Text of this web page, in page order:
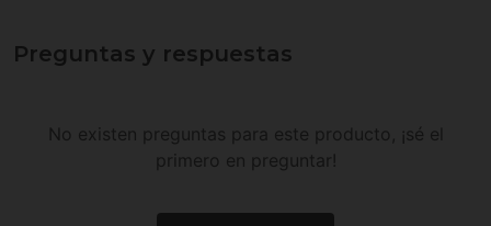
Preguntas y respuestas
No existen preguntas para este producto, ¡sé el
primero en preguntar!